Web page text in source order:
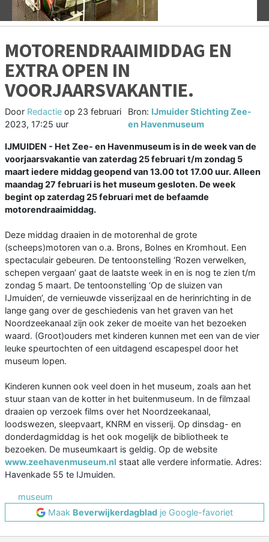
MOTORENDRAAIMIDDAG EN
EXTRA OPEN IN
VOORJAARSVAKANTIE.
Door Redactie op 23 februari
2023, 17:25 uur
Bron: IJmuider Stichting Zee-
en Havenmuseum
IJMUIDEN - Het Zee- en Havenmuseum is in de week van de
voorjaarsvakantie van zaterdag 25 februari t/m zondag 5
maart iedere middag geopend van 13.00 tot 17.00 uur. Alleen
maandag 27 februari is het museum gesloten. De week
begint op zaterdag 25 februari met de befaamde
motorendraaimiddag.
Deze middag draaien in de motorenhal de grote
(scheeps)motoren van o.a. Brons, Bolnes en Kromhout. Een
spectaculair gebeuren. De tentoonstelling ‘Rozen verwelken,
schepen vergaan’ gaat de laatste week in en is nog te zien t/m
zondag 5 maart. De tentoonstelling ‘Op de sluizen van
IJmuiden’, de vernieuwde visserijzaal en de herinrichting in de
lange gang over de geschiedenis van het graven van het
Noordzeekanaal zijn ook zeker de moeite van het bezoeken
waard. (Groot)ouders met kinderen kunnen met een van de vier
leuke speurtochten of een uitdagend escapespel door het
museum lopen.
Kinderen kunnen ook veel doen in het museum, zoals aan het
stuur staan van de kotter in het buitenmuseum. In de filmzaal
draaien op verzoek films over het Noordzeekanaal,
loodswezen, sleepvaart, KNRM en visserij. Op dinsdag- en
donderdagmiddag is het ook mogelijk de bibliotheek te
bezoeken. De museumkaart is geldig. Op de website
www.zeehavenmuseum.nl staat alle verdere informatie. Adres:
Havenkade 55 te IJmuiden.
museum
Maak Beverwijkerdagblad je Google-favoriet